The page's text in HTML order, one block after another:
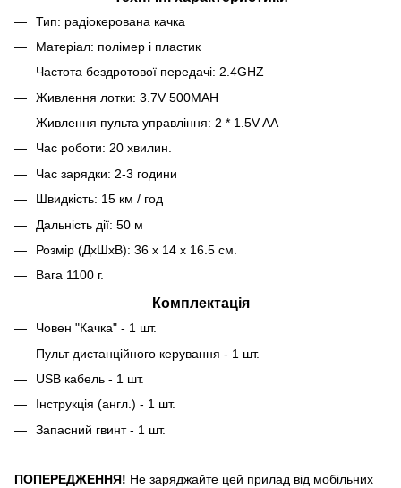
Тип: радіокерована качка
Матеріал: полімер і пластик
Частота бездротової передачі: 2.4GHZ
Живлення лотки: 3.7V 500MAH
Живлення пульта управління: 2 * 1.5V AA
Час роботи: 20 хвилин.
Час зарядки: 2-3 години
Швидкість: 15 км / год
Дальність дії: 50 м
Розмір (ДxШxВ): 36 х 14 х 16.5 см.
Вага 1100 г.
Комплектація
Човен "Качка" - 1 шт.
Пульт дистанційного керування - 1 шт.
USB кабель - 1 шт.
Інструкція (англ.) - 1 шт.
Запасний гвинт - 1 шт.
ПОПЕРЕДЖЕННЯ! Не заряджайте цей прилад від мобільних